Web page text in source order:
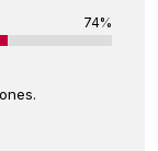
74%